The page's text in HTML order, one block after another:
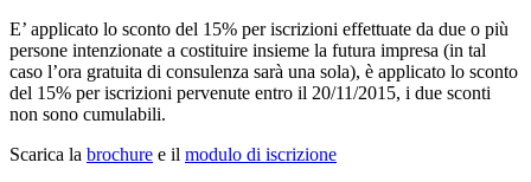
E’ applicato lo sconto del 15% per iscrizioni effettuate da due o più
persone intenzionate a costituire insieme la futura impresa (in tal
caso l’ora gratuita di consulenza sarà una sola), è applicato lo sconto
del 15% per iscrizioni pervenute entro il 20/11/2015, i due sconti
non sono cumulabili.
Scarica la brochure e il modulo di iscrizione